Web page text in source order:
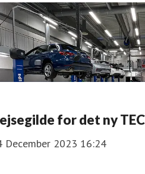
for det ny
December 2023 16:24